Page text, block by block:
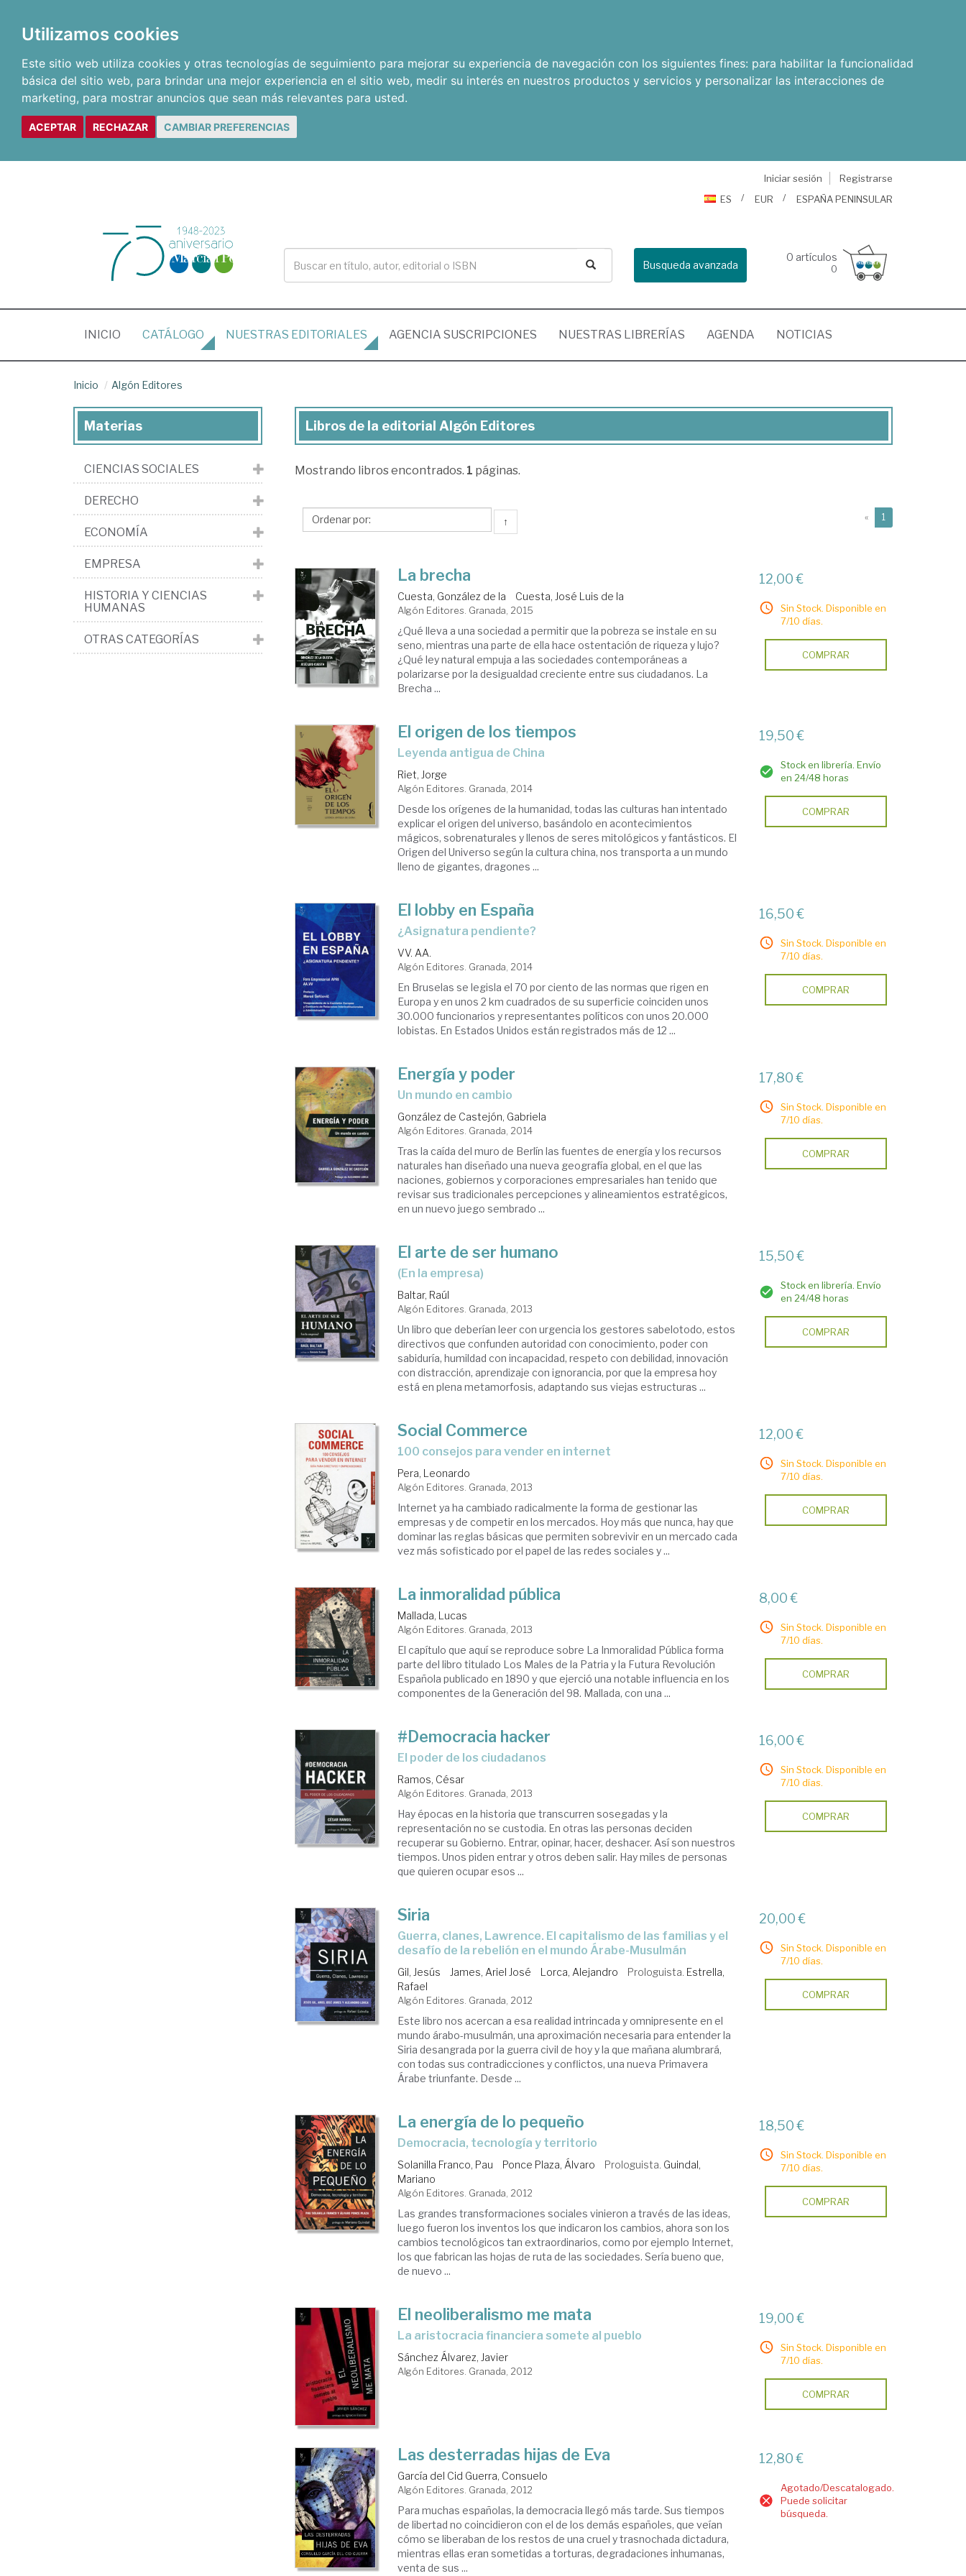
Utilizamos cookies
Este sitio web utiliza cookies y otras tecnologías de seguimiento para mejorar su experiencia de navegación con los siguientes fines: para habilitar la funcionalidad
básica del sitio web, para brindar una mejor experiencia en el sitio web, medir su interés en nuestros productos y servicios y personalizar las interacciones de
marketing, para mostrar anuncios que sean más relevantes para usted.
ACEPTAR RECHAZAR CAMBIAR PREFERENCIAS
Iniciar sesión
Registrarse
ES
EUR ESPAÑA PENINSULAR
Busqueda avanzada
0 artículos
0
INICIO (CURRENT)
CATÁLOGO NUESTRAS EDITORIALES AGENCIA SUSCRIPCIONES NUESTRAS LIBRERÍAS AGENDA NOTICIAS
Inicio Algón Editores
Libros
la
Algón
Libros de la editorial Algón Editores
Mostrando libros encontrados. 1 páginas.
↑ « 1
La brecha
Cuesta, González de la Cuesta, José Luis de la
Algón Editores. Granada, 2015
¿Qué lleva a una sociedad a permitir que la pobreza se instale en su
seno, mientras una parte de ella hace ostentación de riqueza y lujo?
¿Qué ley natural empuja a las sociedades contemporáneas a
polarizarse por la desigualdad creciente entre sus ciudadanos. La
Brecha ...
12,00 €
Sin Stock. Disponible en
7/10 días.
COMPRAR
El origen de los tiempos
leyenda antigua de China
Riet, Jorge
Algón Editores. Granada, 2014
Desde los orígenes de la humanidad, todas las culturas han intentado
explicar el origen del universo, basándolo en acontecimientos
mágicos, sobrenaturales y llenos de seres mitológicos y fantásticos. El
Origen del Universo según la cultura china, nos transporta a un mundo
lleno de gigantes, dragones ...
19,50 €
Stock en librería. Envío
en 24/48 horas
COMPRAR
El lobby en España
¿asignatura pendiente?
VV. AA.
Algón Editores. Granada, 2014
En Bruselas se legisla el 70 por ciento de las normas que rigen en
Europa y en unos 2 km cuadrados de su superficie coinciden unos
30.000 funcionarios y representantes políticos con unos 20.000
lobistas. En Estados Unidos están registrados más de 12 ...
16,50 €
Sin Stock. Disponible en
7/10 días.
COMPRAR
Energía y poder
un mundo en cambio
González de Castejón, Gabriela
Algón Editores. Granada, 2014
Tras la caída del muro de Berlín las fuentes de energía y los recursos
naturales han diseñado una nueva geografía global, en el que las
naciones, gobiernos y corporaciones empresariales han tenido que
revisar sus tradicionales percepciones y alineamientos estratégicos,
en un nuevo juego sembrado ...
17,80 €
Sin Stock. Disponible en
7/10 días.
COMPRAR
El arte de ser humano
(en la empresa)
Baltar, Raúl
Algón Editores. Granada, 2013
Un libro que deberían leer con urgencia los gestores sabelotodo, estos
directivos que confunden autoridad con conocimiento, poder con
sabiduría, humildad con incapacidad, respeto con debilidad, innovación
con distracción, aprendizaje con ignorancia, por que la empresa hoy
está en plena metamorfosis, adaptando sus viejas estructuras ...
15,50 €
Stock en librería. Envío
en 24/48 horas
COMPRAR
Social Commerce
100 consejos para vender en internet
Pera, Leonardo
Algón Editores. Granada, 2013
Internet ya ha cambiado radicalmente la forma de gestionar las
empresas y de competir en los mercados. Hoy más que nunca, hay que
dominar las reglas básicas que permiten sobrevivir en un mercado cada
vez más sofisticado por el papel de las redes sociales y ...
12,00 €
Sin Stock. Disponible en
7/10 días.
COMPRAR
La inmoralidad pública
Mallada, Lucas
Algón Editores. Granada, 2013
El capítulo que aquí se reproduce sobre La Inmoralidad Pública forma
parte del libro titulado Los Males de la Patria y la Futura Revolución
Española publicado en 1890 y que ejerció una notable influencia en los
componentes de la Generación del 98. Mallada, con una ...
8,00 €
Sin Stock. Disponible en
7/10 días.
COMPRAR
#Democracia hacker
el poder de los ciudadanos
Ramos, César
Algón Editores. Granada, 2013
Hay épocas en la historia que transcurren sosegadas y la
representación no se custodia. En otras las personas deciden
recuperar su Gobierno. Entrar, opinar, hacer, deshacer. Así son nuestros
tiempos. Unos piden entrar y otros deben salir. Hay miles de personas
que quieren ocupar esos ...
16,00 €
Sin Stock. Disponible en
7/10 días.
COMPRAR
Siria
guerra, clanes, Lawrence. El capitalismo de las familias y el
desafío de la rebelión en el mundo Árabe-Musulmán
Gil, Jesús James, Ariel José Lorca, Alejandro Prologuista. Estrella,
Rafael
Algón Editores. Granada, 2012
Este libro nos acercan a esa realidad intrincada y omnipresente en el
mundo árabo-musulmán, una aproximación necesaria para entender la
Siria desangrada por la guerra civil de hoy y la que mañana alumbrará,
con todas sus contradicciones y conflictos, una nueva Primavera
Árabe triunfante. Desde ...
20,00 €
Sin Stock. Disponible en
7/10 días.
COMPRAR
La energía de lo pequeño
democracia, tecnología y territorio
Solanilla Franco, Pau Ponce Plaza, Álvaro Prologuista. Guindal,
Mariano
Algón Editores. Granada, 2012
Las grandes transformaciones sociales vinieron a través de las ideas,
luego fueron los inventos los que indicaron los cambios, ahora son los
cambios tecnológicos tan extraordinarios, como por ejemplo Internet,
los que fabrican las hojas de ruta de las sociedades. Sería bueno que,
de nuevo ...
18,50 €
Sin Stock. Disponible en
7/10 días.
COMPRAR
El neoliberalismo me mata
la aristocracia financiera somete al pueblo
Sánchez Álvarez, Javier
Algón Editores. Granada, 2012
19,00 €
Sin Stock. Disponible en
7/10 días.
COMPRAR
Las desterradas hijas de Eva
García del Cid Guerra, Consuelo
Algón Editores. Granada, 2012
Para muchas españolas, la democracia llegó más tarde. Sus tiempos
de libertad no coincidieron con el de los demás españoles, que veían
cómo se liberaban de los restos de una cruel y trasnochada dictadura,
mientras ellas eran sometidas a torturas, degradaciones inhumanas,
venta de sus ...
12,80 €
Agotado/Descatalogado.
Puede solicitar
búsqueda.
Materias
CIENCIAS SOCIALES
DERECHO
ECONOMÍA
EMPRESA
HISTORIA Y CIENCIAS
HUMANAS
OTRAS CATEGORÍAS